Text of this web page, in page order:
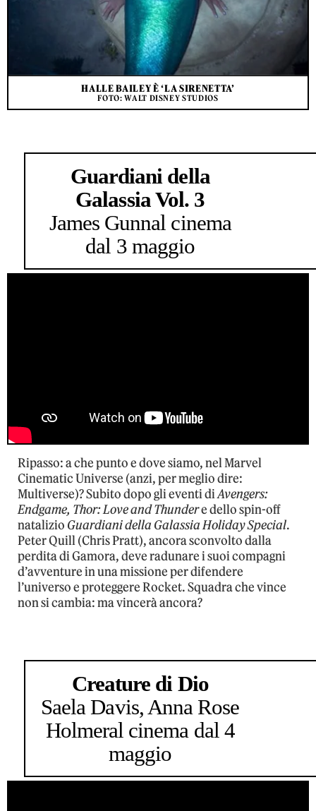
HALLE BAILEY È ‘LA SIRENETTA’
FOTO: WALT DISNEY STUDIOS
Guardiani della
Galassia Vol. 3
James Gunnal cinema
dal 3 maggio
Ripasso: a che punto e dove siamo, nel Marvel
Cinematic Universe (anzi, per meglio dire:
Multiverse)? Subito dopo gli eventi diAvengers:
Endgame, Thor: Love and Thundere dello spin-off
natalizio Guardiani della Galassia Holiday Special.
Peter Quill (Chris Pratt), ancora sconvolto dalla
perdita di Gamora, deve radunare i suoi compagni
d’avventure in una missione per difendere
l’universo e proteggere Rocket. Squadra che vince
non si cambia: ma vincerà ancora?
Creature di Dio
Saela Davis, Anna Rose
Holmeral cinema dal 4
maggio